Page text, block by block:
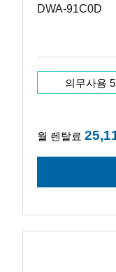
DWA-91C0D
의무사용
월 렌탈료